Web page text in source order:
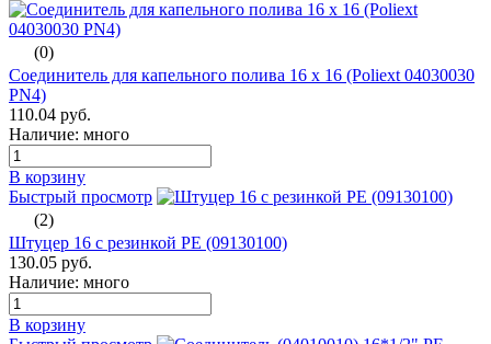
(0)
Соединитель для капельного полива 16 x 16 (Poliext 04030030
PN4)
110.04 руб.
Наличие: много
В корзину
Быстрый просмотр
(2)
Штуцер 16 с резинкой PE (09130100)
130.05 руб.
Наличие: много
В корзину